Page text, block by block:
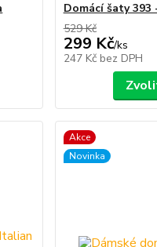
Domácí šaty 393
529 Kč
299 Kč/ks
247 Kč bez DPH
Akce
Novinka